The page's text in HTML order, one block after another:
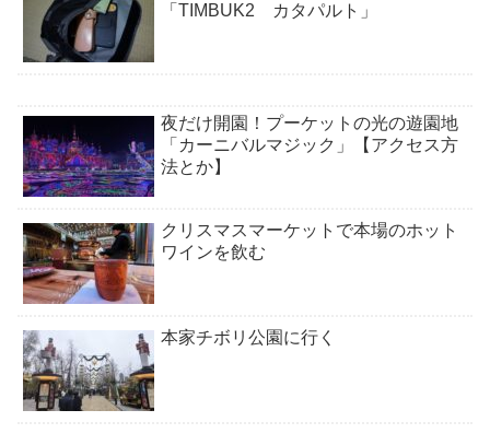
「TIMBUK2 カタパルト」
夜だけ開園！プーケットの光の遊園地
「カーニバルマジック」【アクセス方
法とか】
クリスマスマーケットで本場のホット
ワインを飲む
本家チボリ公園に行く